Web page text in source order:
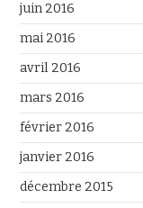
juin 2016
mai 2016
avril 2016
mars 2016
février 2016
janvier 2016
décembre 2015